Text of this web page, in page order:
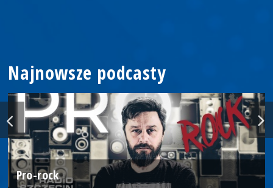
Najnowsze podcasty
Pro-rock